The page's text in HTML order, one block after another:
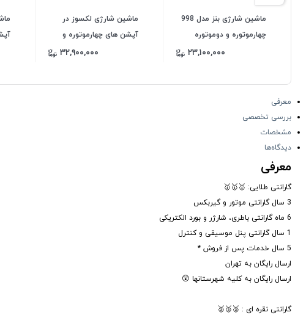
ماشین شارژی بنز مدل 998
چهارموتوره و دوموتوره
۲۳,۱۰۰,۰۰۰
ماشین شارژی لکسوز در
آپشن های چهارموتوره و
۳۲,۹۰۰,۰۰۰
معرفی
بررسی تخصصی
مشخصات
دیدگاه‌ها
معرفی
گارانتی طلایی: 🥇🥇🥇
3 سال گارانتی موتور و گیربکس
6 ماه گارانتی باطری، شارژر و بورد الکتریکی
1 سال گارانتی پنل موسیقی و کنترل
5 سال خدمات پس از فروش *
ارسال رایگان به تهران
ارسال رایگان به کلیه شهرستانها 😲
گارانتی نقره ای : 🥈🥈🥈